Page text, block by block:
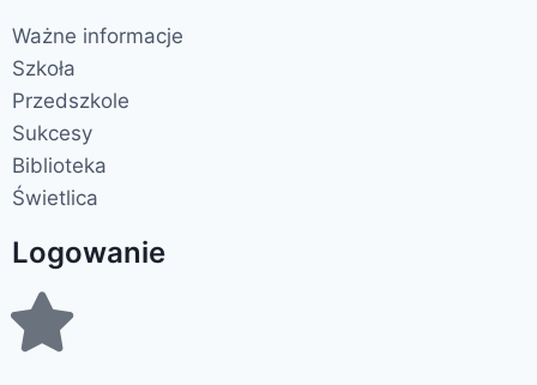
Ważne informacje
Szkoła
Przedszkole
Sukcesy
Biblioteka
Świetlica
Logowanie